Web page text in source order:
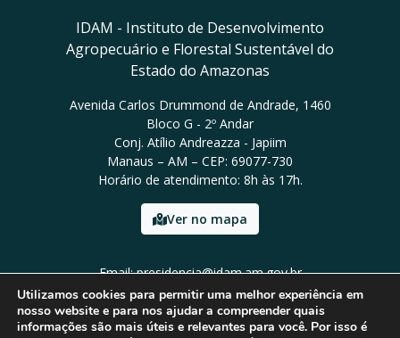
IDAM - Instituto de Desenvolvimento
Agropecuário e Florestal Sustentável do
Estado do Amazonas
Avenida Carlos Drummond de Andrade, 1460
Bloco G - 2º Andar
Conj. Atílio Andreazza - Japiim
Manaus – AM – CEP: 69077-730
Horário de atendimento: 8h às 17h.
Ver no mapa
Email: presidencia@idam.am.gov.br
Tel: (92) 98452-9911
Utilizamos cookies para permitir uma melhor experiência em
nosso website e para nos ajudar a compreender quais
informações são mais úteis e relevantes para você. Por isso é